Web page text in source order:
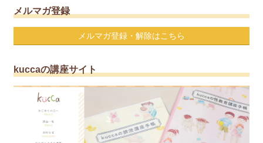
メルマガ登録
メルマガ登録・解除はこちら
kuccaの講座サイト